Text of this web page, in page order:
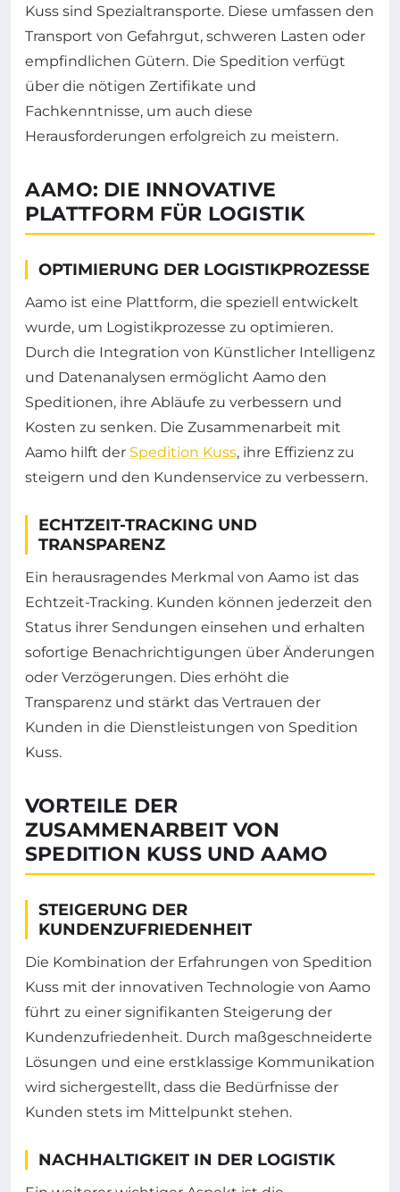
Kuss sind Spezialtransporte. Diese umfassen den
Transport von Gefahrgut, schweren Lasten oder
empfindlichen Gütern. Die Spedition verfügt
über die nötigen Zertifikate und
Fachkenntnisse, um auch diese
Herausforderungen erfolgreich zu meistern.
AAMO: DIE INNOVATIVE
PLATTFORM FÜR LOGISTIK
OPTIMIERUNG DER LOGISTIKPROZESSE
Aamo ist eine Plattform, die speziell entwickelt
wurde, um Logistikprozesse zu optimieren.
Durch die Integration von Künstlicher Intelligenz
und Datenanalysen ermöglicht Aamo den
Speditionen, ihre Abläufe zu verbessern und
Kosten zu senken. Die Zusammenarbeit mit
Aamo hilft der Spedition Kuss, ihre Effizienz zu
steigern und den Kundenservice zu verbessern.
ECHTZEIT-TRACKING UND
TRANSPARENZ
Ein herausragendes Merkmal von Aamo ist das
Echtzeit-Tracking. Kunden können jederzeit den
Status ihrer Sendungen einsehen und erhalten
sofortige Benachrichtigungen über Änderungen
oder Verzögerungen. Dies erhöht die
Transparenz und stärkt das Vertrauen der
Kunden in die Dienstleistungen von Spedition
Kuss.
VORTEILE DER
ZUSAMMENARBEIT VON
SPEDITION KUSS UND AAMO
STEIGERUNG DER
KUNDENZUFRIEDENHEIT
Die Kombination der Erfahrungen von Spedition
Kuss mit der innovativen Technologie von Aamo
führt zu einer signifikanten Steigerung der
Kundenzufriedenheit. Durch maßgeschneiderte
Lösungen und eine erstklassige Kommunikation
wird sichergestellt, dass die Bedürfnisse der
Kunden stets im Mittelpunkt stehen.
NACHHALTIGKEIT IN DER LOGISTIK